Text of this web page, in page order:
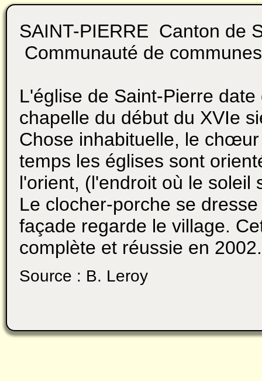
SAINT-PIERRE Canton de
Communauté de
L'église de Saint-Pierre
chapelle du début du XVIe
Chose inhabituelle, le
temps les églises sont
l'orient, (l'endroit où le soleil
Le clocher-porche se
façade regarde le village.
complète et réussie en 2002.
Source : B. Leroy